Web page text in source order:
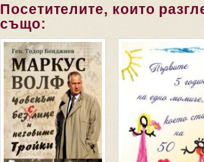
Посетителите, които
също: